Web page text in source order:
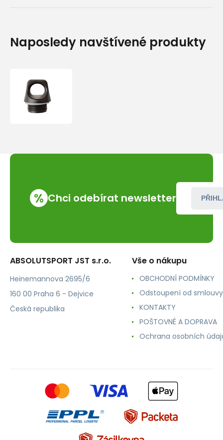
Naposledy navštívené produkty
% Chci odebírat newsletter
ABSOLUTSPORT JST s.r.o.
Heinemannova 2695/6
160 00 Praha 6 - Dejvice
Česká republika
Vše o nákupu
OBCHODNÍ PODMÍNKY
Odstoupení od smlouvy
KONTAKTY
POŠTOVNÉ A DOPRAVA
Ochrana osobních